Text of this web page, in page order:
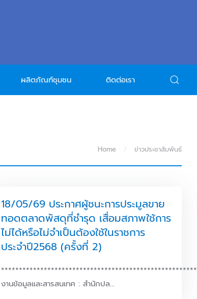
ผลิตภัณฑ์ชุมชน ติดต่อเรา
Home ข่าวประชาสัมพันธ์
18/05/69 ประกาศผู้ชนะการประมูลขาย
ทอดตลาดพัสดุที่ชำรุด เสื่อมสภาพใช้การ
ไม่ได้หรือไม่จำเป็นต้องใช้ในราชการ
ประจำปี2568 (ครั้งที่ 2)
งานข้อมูลและสารสนเทศ : สำนักปล…